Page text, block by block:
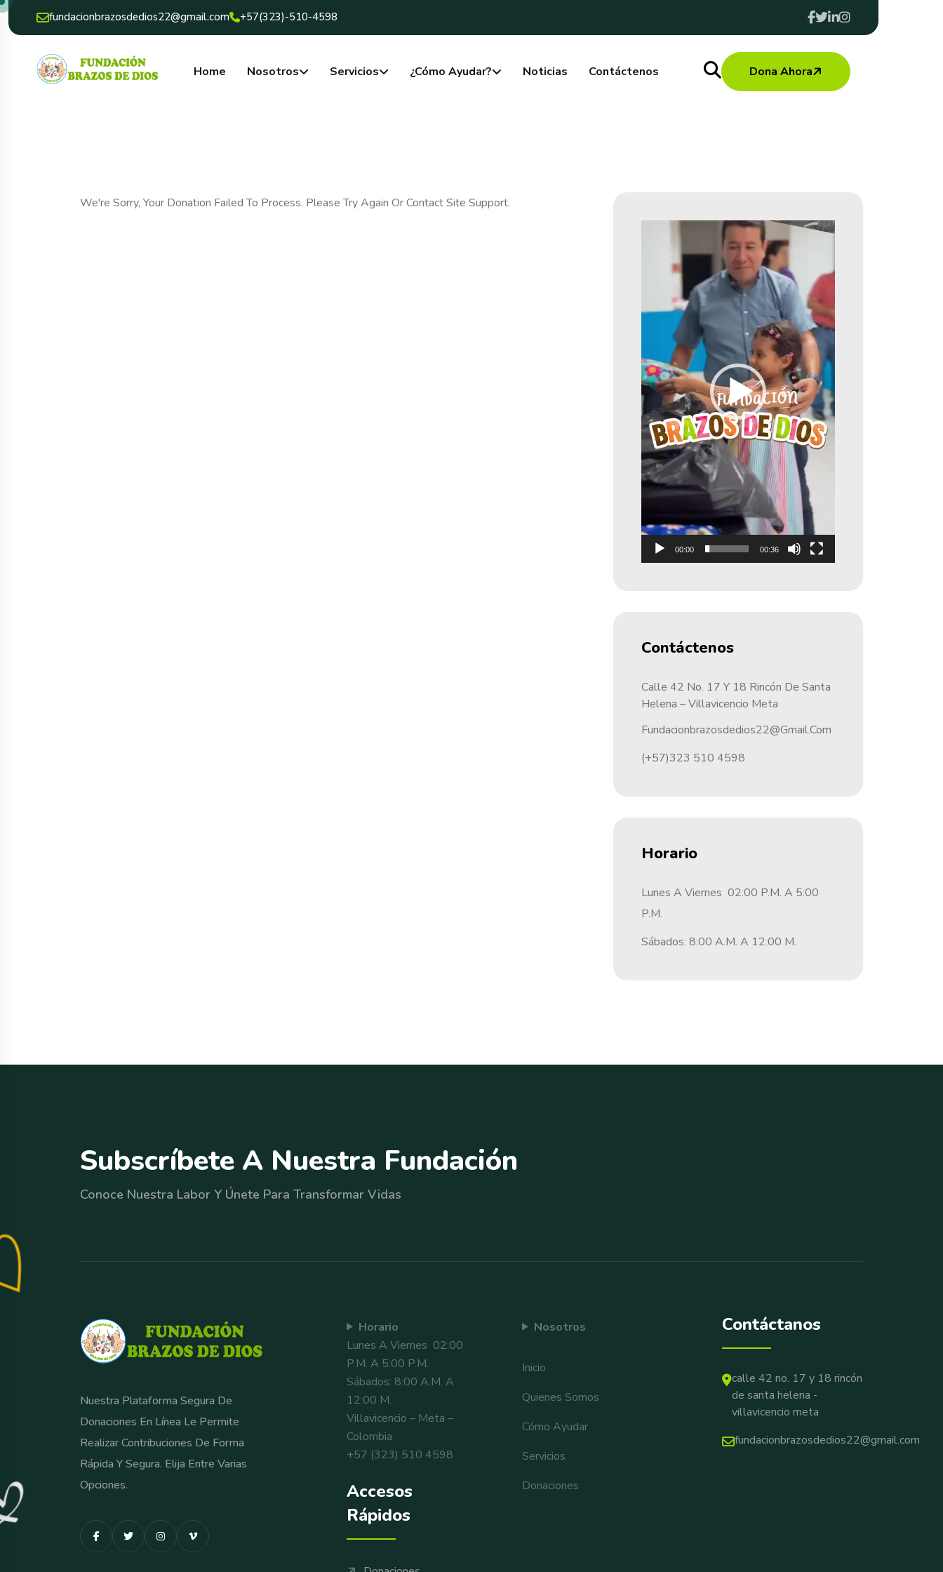
fundacionbrazosdedios22@gmail.com +57(323)-510-4598
Home Nosotros Servicios ¿Cómo Ayudar? Noticias Contáctenos Dona Ahora
We're Sorry, Your Donation Failed To Process. Please Try Again Or Contact Site Support.
00:00 00:36
Contáctenos
Calle 42 No. 17 Y 18 Rincón De Santa
Helena – Villavicencio Meta
Fundacionbrazosdedios22@gmail.com
(+57)323 510 4598
Horario
Lunes A Viernes 02:00 P.m. A 5:00
P.m.
Sábados: 8:00 A.m. A 12:00 M.
Subscríbete A Nuestra Fundación
Conoce Nuestra Labor Y Únete Para Transformar Vidas
Nuestra Plataforma Segura De
Donaciones En Línea Le Permite
Realizar Contribuciones De Forma
Rápida Y Segura. Elija Entre Varias
Opciones.
Horario
Lunes A Viernes 02:00
P.m. A 5:00 P.m.
Sábados: 8:00 A.m. A
12:00 M.
Villavicencio – Meta –
Colombia
+57 (323) 510 4598
Accesos
Rápidos
Nosotros
Inicio
Quienes Somos
Cómo Ayudar
Servicios
Donaciones
Contáctanos
calle 42 no. 17 y 18 rincón
de santa helena -
villavicencio meta
fundacionbrazosdedios22@gmail.com